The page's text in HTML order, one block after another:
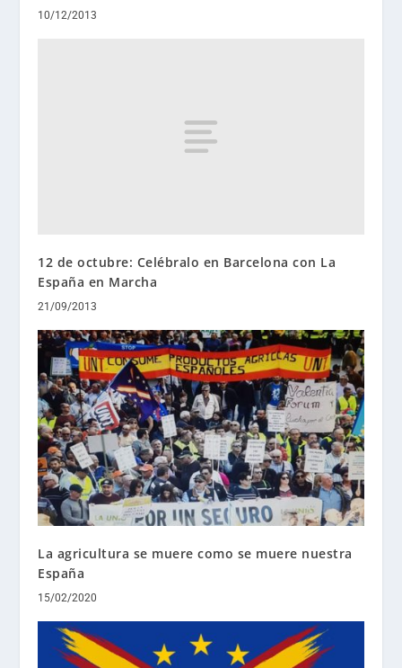
10/12/2013
12 de octubre: Celébralo en Barcelona con La
España en Marcha
21/09/2013
La agricultura se muere como se muere nuestra
España
15/02/2020